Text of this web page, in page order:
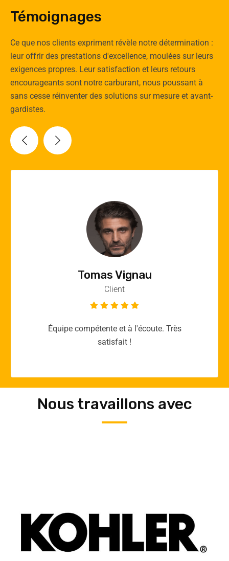
Témoignages
Ce que nos clients expriment révèle notre détermination :
leur offrir des prestations d'excellence, moulées sur leurs
exigences propres. Leur satisfaction et leurs retours
encourageants sont notre carburant, nous poussant à
sans cesse réinventer des solutions sur mesure et avant-
gardistes.
Vincent Quere
Client
Merci yellow365.work pour votre expertise!
Nous travaillons avec